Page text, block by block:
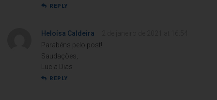
REPLY
Heloísa Caldeira
Parabéns pelo post!
Saudações,
Lucia Dias
REPLY